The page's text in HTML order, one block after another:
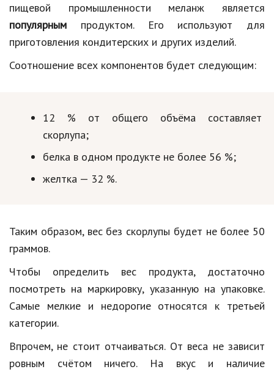
пищевой промышленности меланж является
популярным продуктом. Его используют для
приготовления кондитерских и других изделий.
Соотношение всех компонентов будет следующим:
12 % от общего объёма составляет
скорлупа;
белка в одном продукте не более 56 %;
желтка — 32 %.
Таким образом, вес без скорлупы будет не более 50
граммов.
Чтобы определить вес продукта, достаточно
посмотреть на маркировку, указанную на упаковке.
Самые мелкие и недорогие относятся к третьей
категории.
Впрочем, не стоит отчаиваться. От веса не зависит
ровным счётом ничего. На вкус и наличие